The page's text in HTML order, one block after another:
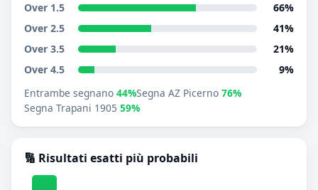
Over 1.5
66%
Over 2.5
41%
Over 3.5
21%
Over 4.5
9%
Entrambe segnano 44%Segna AZ Picerno 76%
Segna Trapani 1905 59%
🔢 Risultati esatti più probabili